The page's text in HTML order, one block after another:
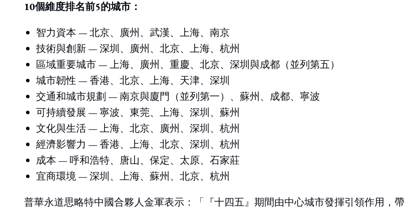
10個維度排名前5的城市：
智力資本 — 北京、廣州、武漢、上海、南京
技術與創新 — 深圳、廣州、北京、上海、杭州
區域重要城市 — 上海、廣州、重慶、北京、深圳與成都（並列第五）
城市韌性 — 香港、北京、上海、天津、深圳
交通和城市規劃 — 南京與廈門（並列第一）、蘇州、成都、寧波
可持續發展 — 寧波、東莞、上海、深圳、蘇州
文化與生活 — 上海、北京、廣州、深圳、杭州
經濟影響力 — 香港、上海、北京、深圳、杭州
成本 — 呼和浩特、唐山、保定、太原、石家莊
宜商環境 — 深圳、上海、蘇州、北京、杭州
普華永道思略特中國合夥人金軍表示：「『十四五』期間由中心城市發揮引領作用，